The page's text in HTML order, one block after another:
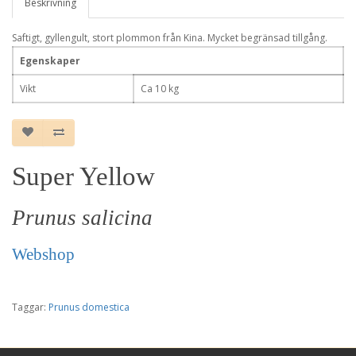
Saftigt, gyllengult, stort plommon från Kina. Mycket begränsad tillgång.
Egenskaper
Vikt Ca 10 kg
Super Yellow
Prunus salicina
Webshop
Taggar: Prunus domestica